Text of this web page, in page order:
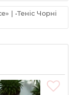
| •Теніс Чорні